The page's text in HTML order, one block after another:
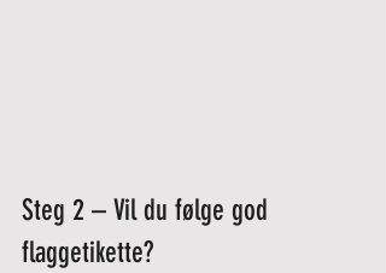
Steg 2 – Vil du følge god
flaggetikette?